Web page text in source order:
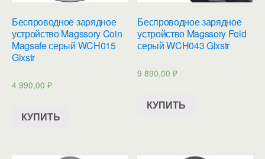
Беспроводное зарядное
устройство Magssory Coin
Magsafe серый WCH015
Glxstr
4 990,00 ₽
КУПИТЬ
Беспроводное зарядное
устройство Magssory Fold
серый WCH043 Glxstr
9 890,00₽
КУПИТЬ